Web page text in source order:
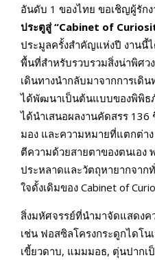
อันดับ 1 ของไทย ขอเชิญผู้รัก
ประตูสู่ “Cabinet of
ประมูลครั้งสำคัญแห่งปี งานนี้
พื้นที่สำหรับรวบรวมสิ่งน่าพิศ
เดินทางนำกลับมาจากการเดิ
ได้พัฒนาเป็นต้นแบบของพิพิ
ได้นำเสนอผลงานคัดสรร 136
มอง และความหมายที่แตกต่า
ตีความด้วยสายตาของตนเอง
ประหลาดและวัตถุหายากจาก
ใจดั้งเดิมของ Cabinet of
สิ่งมหัศจรรย์ที่นำมาจัดแสดง
เช่น ฟอสซิลโครงกระดูกไดโน
เขี้ยวดาบ, แมมมอธ, ตุ่นปากเ